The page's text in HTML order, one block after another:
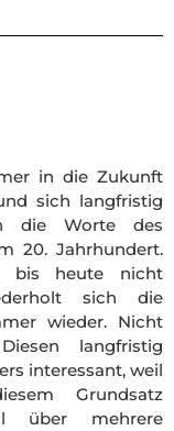
in die Zukunft
sich langfristig
die Worte des
20. Jahrhundert.
bis heute nicht
sich die
wieder. Nicht
langfristig
interessant, weil
Grundsatz
über mehrere